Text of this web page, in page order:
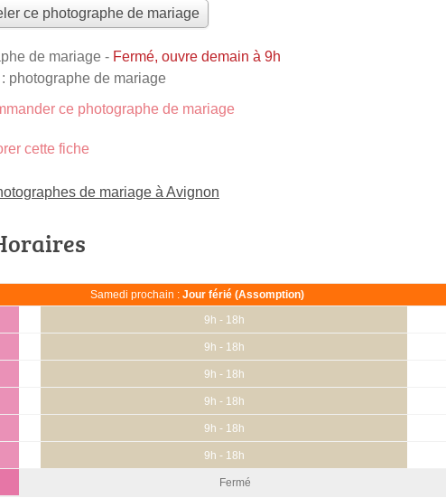
ce photographe de mariage
de mariage - Fermé, ouvre demain à 9h
photographe de mariage
ce photographe de mariage
cette fiche
de mariage à Avignon
Samedi prochain : Jour férié (Assomption)
9h - 18h
9h - 18h
9h - 18h
9h - 18h
9h - 18h
9h - 18h
Fermé